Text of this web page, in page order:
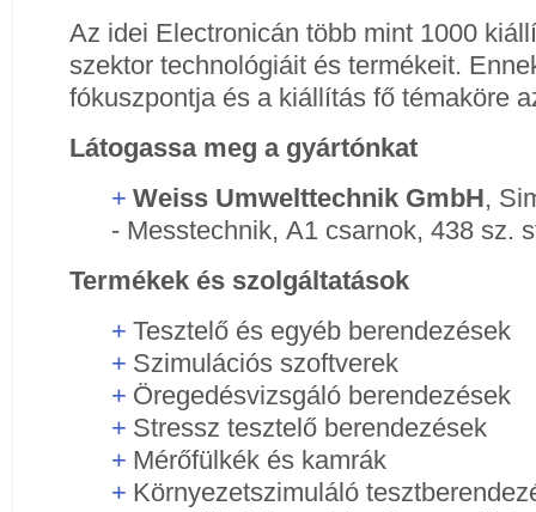
Az idei Electronicán több mint 1000
szektor technológiáit és termékeit.
fókuszpontja és a kiállítás fő témaköre
Látogassa meg a gyártónkat
Weiss Umwelttechnik GmbH,
- Messtechnik, A1 csarnok, 438 sz.
Termékek és szolgáltatások
Tesztelő és egyéb berendezések
Szimulációs szoftverek
Öregedésvizsgáló berendezések
Stressz tesztelő berendezések
Mérőfülkék és kamrák
Környezetszimuláló